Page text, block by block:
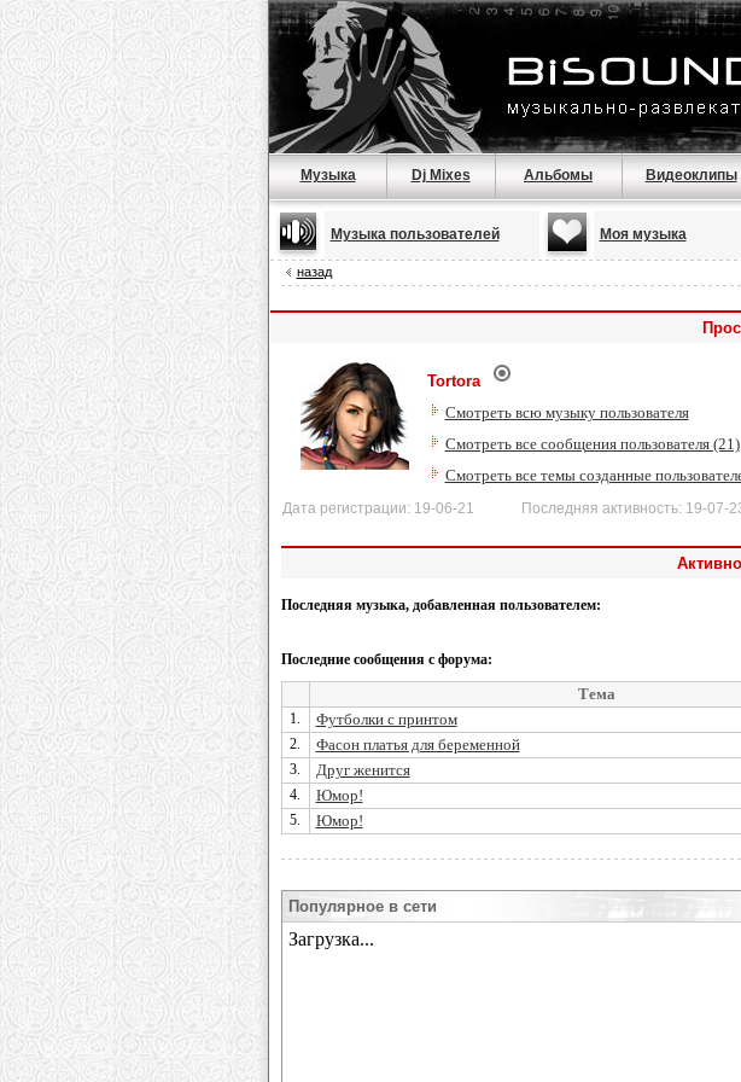
Музыка Dj Mixes Альбомы Видеоклипы
Музыка пользователей Моя музыка
назад
Tortora
Смотреть всю музыку пользователя
Смотреть все сообщения пользователя (21)
Смотреть все темы созданные
Дата регистрации: 19-06-21 Последняя активность: 19-07-
Последняя музыка, добавленная пользователем:
Последние сообщения с форума:
Тема
1. Футболки с принтом
2. Фасон платья для беременной
3. Друг женится
4. Юмор!
5. Юмор!
Популярное в сети